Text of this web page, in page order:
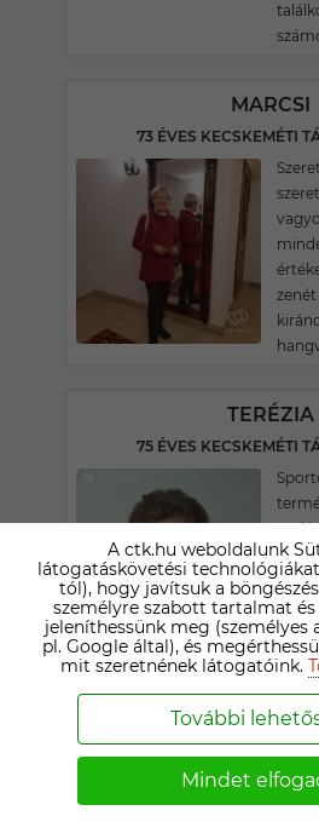
MARCSI
73 ÉVES KECSKEMÉTI
TERÉZIA
75 ÉVES KECSKEMÉTI
3 4 5
SENIOR TÁRSKERESŐ
A ctk.hu weboldalunk
látogatáskövetési
tól), hogy javítsuk a
személyre szabott tartalmat
jeleníthessünk meg (személyes
pl. Google által), és
mit szeretnének látogatóink.
További
Mindet